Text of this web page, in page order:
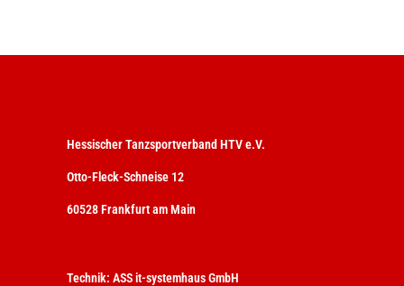
Hessischer Tanzsportverband HTV e.V.
Otto-Fleck-Schneise 12
60528 Frankfurt am Main
Technik: ASS it-systemhaus GmbH